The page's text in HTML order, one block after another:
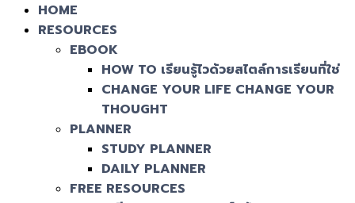
HOME
RESOURCES
EBOOK
HOW TO เรียนรู้ไวด้วยสไตล์การเรียนที่ใช่
CHANGE YOUR LIFE CHANGE YOUR
THOUGHT
PLANNER
STUDY PLANNER
DAILY PLANNER
FREE RESOURCES